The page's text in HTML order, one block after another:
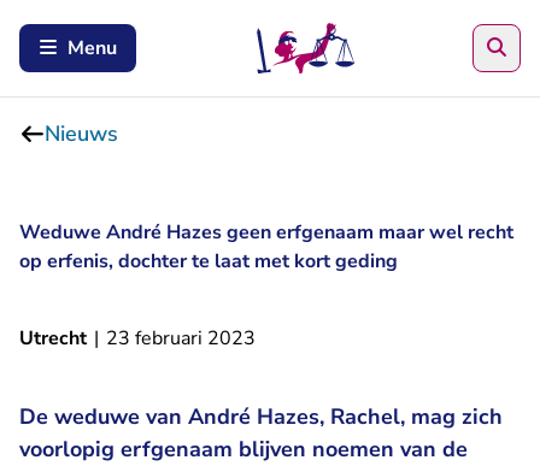
Menu
Nieuws
Weduwe André Hazes geen erfgenaam maar wel recht
op erfenis, dochter te laat met kort geding
Utrecht | 23 februari 2023
De weduwe van André Hazes, Rachel, mag zich
voorlopig erfgenaam blijven noemen van de